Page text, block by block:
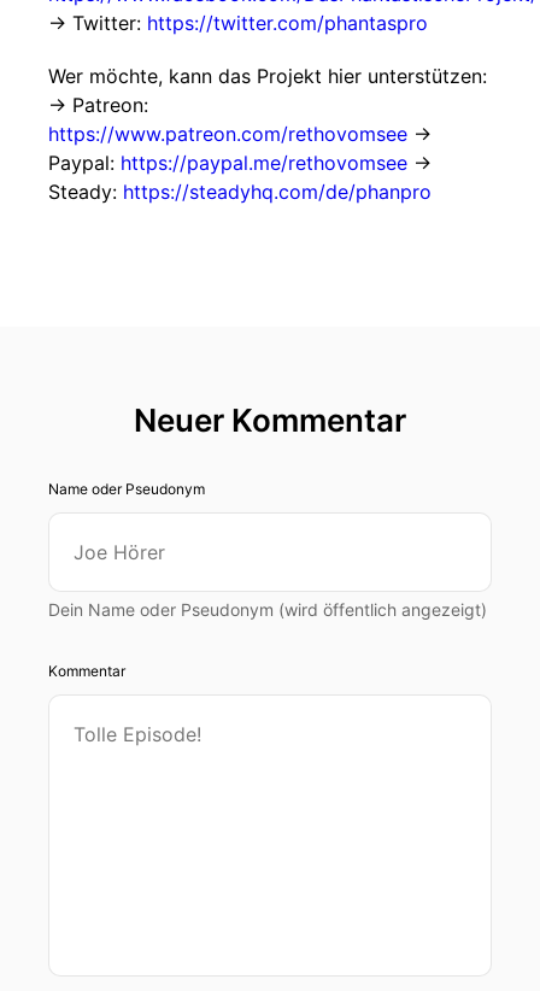
→ Twitter: https://twitter.com/phantaspro
Wer möchte, kann das Projekt hier unterstützen:
→ Patreon:
https://www.patreon.com/rethovomsee →
Paypal: https://paypal.me/rethovomsee →
Steady: https://steadyhq.com/de/phanpro
Neuer Kommentar
Name oder Pseudonym
Dein Name oder Pseudonym (wird öffentlich angezeigt)
Kommentar